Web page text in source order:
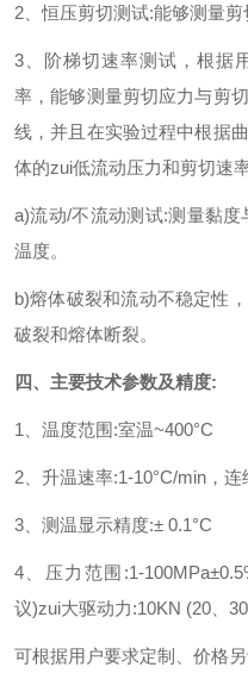
2、恒压剪切测试:能够测量剪
3、阶梯切速率测试，根据
率，能够测量剪切应力与剪
线，并且在实验过程中根据
体的zui低流动压力和剪切速率
a)流动/不流动测试:测量黏
温度。
b)熔体破裂和流动不稳定性
破裂和熔体断裂。
四、主要技术参数及精度:
1、温度范围:室温~400°C
2、升温速率:1-10°C/min，
3、测温显示精度:± 0.1°C
4、压力范围:1-
议)zui大驱动力:10KN (20、
可根据用户要求定制、价格